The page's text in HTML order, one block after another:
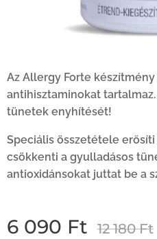
Az Allergy Forte
antihisztaminokat
tünetek enyhítését!
Speciális összetétele
csökkenti a gyulladásos
antioxidánsokat juttat be a
6 090 Ft 12 180Ft